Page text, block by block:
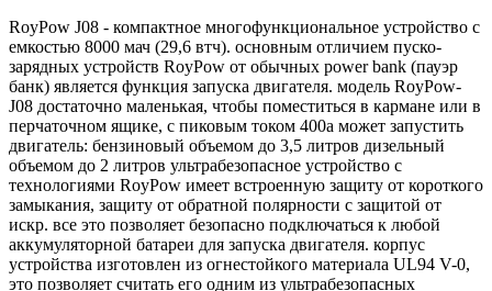
RoyPow J08 - компактное многофункциональное устройство с
емкостью 8000 мач (29,6 втч). основным отличием пуско-
зарядных устройств RoyPow от обычных power bank (пауэр
банк) является функция запуска двигателя. модель RoyPow-
J08 достаточно маленькая, чтобы поместиться в кармане или в
перчаточном ящике, с пиковым током 400а может запустить
двигатель: бензиновый объемом до 3,5 литров дизельный
объемом до 2 литров ультрабезопасное устройство с
технологиями RoyPow имеет встроенную защиту от короткого
замыкания, защиту от обратной полярности с защитой от
искр. все это позволяет безопасно подключаться к любой
аккумуляторной батареи для запуска двигателя. корпус
устройства изготовлен из огнестойкого материала UL94 V-0,
это позволяет считать его одним из ультрабезопасных